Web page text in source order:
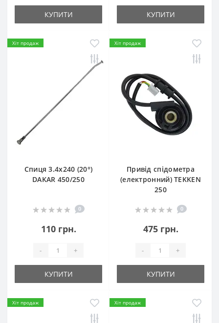
КУПИТИ КУПИТИ
Хіт продаж
Спиця 3.4х240 (20°)
DAKAR 450/250
0
110 грн.
- +
КУПИТИ
Хіт продаж
Привід спідометра
(електронний) TEKKEN
250
0
475 грн.
- +
КУПИТИ
Хіт продаж Хіт продаж